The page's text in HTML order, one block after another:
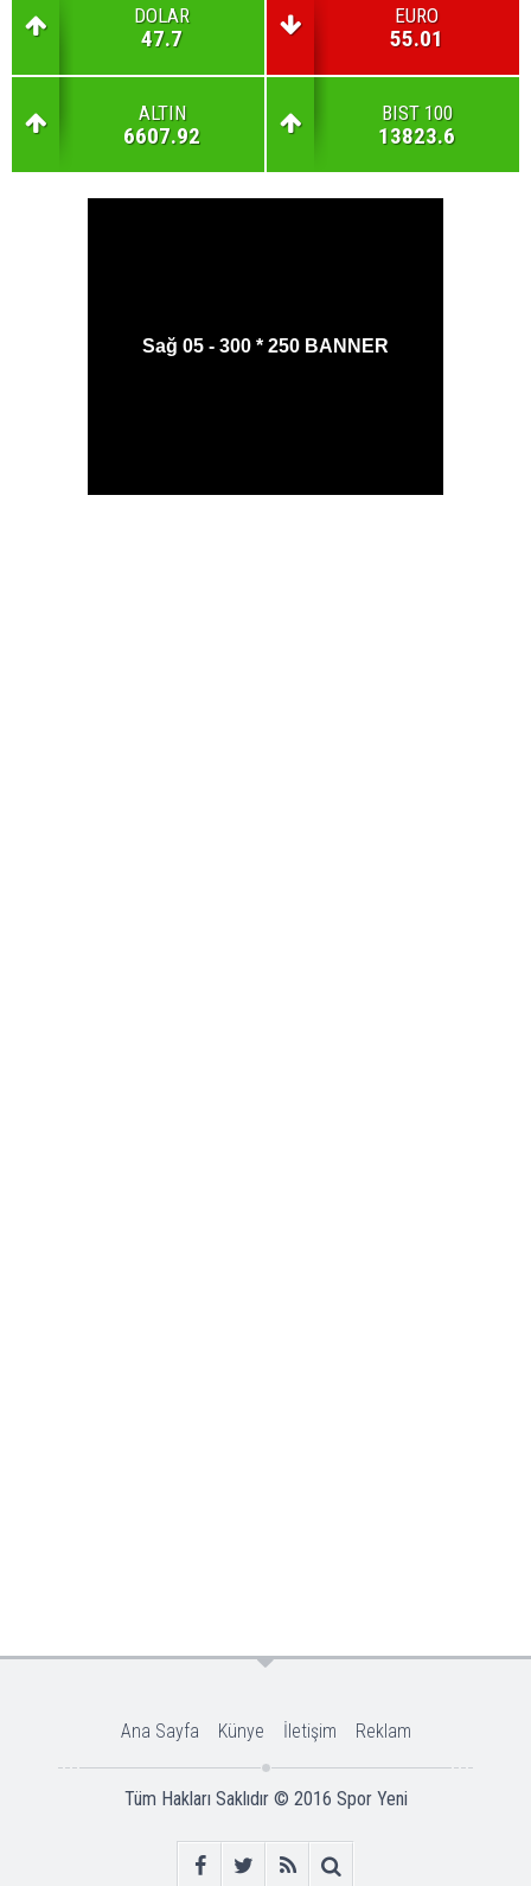
DOLAR
47.7
EURO
55.01
ALTIN
6607.92
BIST 100
13823.6
Sağ 05 - 300 * 250 BANNER
Ana Sayfa Künye İletişim Reklam
Tüm Hakları Saklıdır © 2016 Spor Yeni